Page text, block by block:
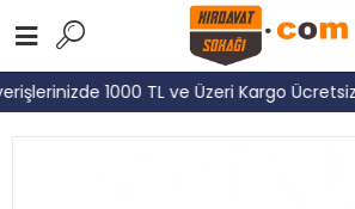
1000 TL ve Üzeri Kargo Ücretsiz!